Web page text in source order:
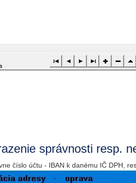
správnosti resp.
číslo účtu - IBAN k danému IČ DPH,